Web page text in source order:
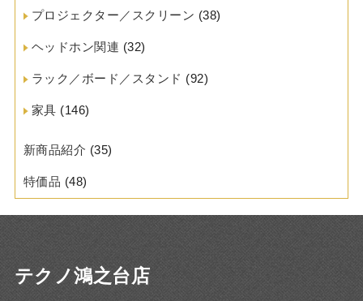
プロジェクター／スクリーン (38)
ヘッドホン関連 (32)
ラック／ボード／スタンド (92)
家具 (146)
新商品紹介 (35)
特価品 (48)
テクノ鴻之台店